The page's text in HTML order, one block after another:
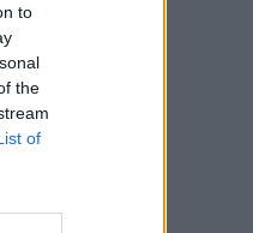
to
the
of